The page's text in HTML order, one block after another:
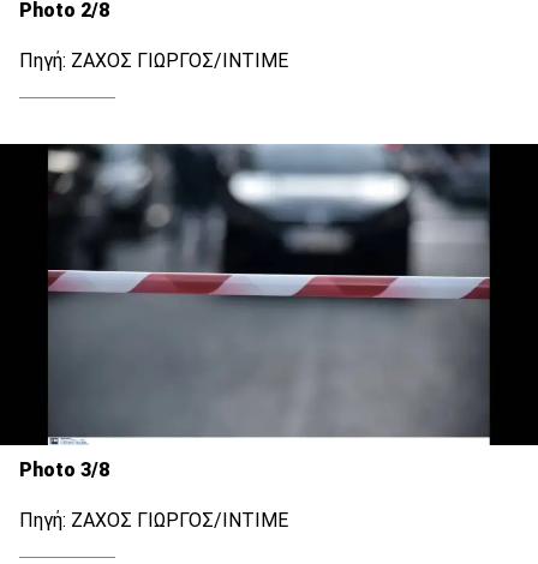
Photo 2/8
Πηγή: ΖΑΧΟΣ ΓΙΩΡΓΟΣ/ΙΝΤΙΜΕ
Photo 3/8
Πηγή: ΖΑΧΟΣ ΓΙΩΡΓΟΣ/ΙΝΤΙΜΕ